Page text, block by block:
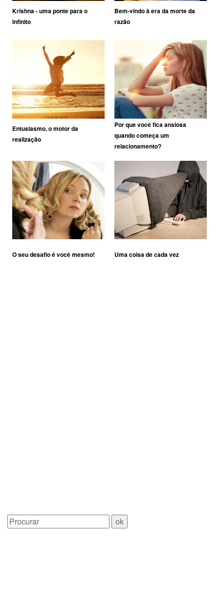
Krishna - uma ponte para o
infinito
Bem-vindo à era da morte da
razão
Entusiasmo, o motor da
realização
Por que você fica ansiosa
quando começa um
relacionamento?
O seu desafio é você mesmo! Uma coisa de cada vez